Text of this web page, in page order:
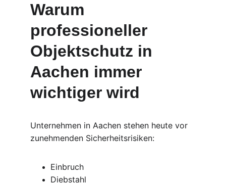
Warum
professioneller
Objektschutz in
Aachen immer
wichtiger wird
Unternehmen in Aachen stehen heute vor
zunehmenden Sicherheitsrisiken:
Einbruch
Diebstahl